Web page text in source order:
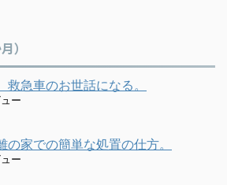
）
救急車のお世話になる。
ー
の家での簡単な処置の仕方。
ー